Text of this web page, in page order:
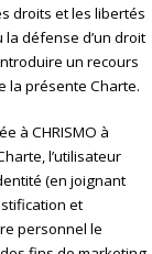
droits et les libertés
la défense d’un droit
un recours
la présente Charte.
à CHRISMO à
l’utilisateur
(en joignant
et
personnel le